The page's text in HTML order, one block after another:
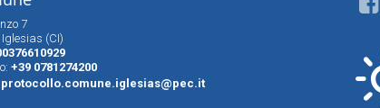
7
(CI)
+39 0781274200
protocollo.comune.iglesias@pec.it